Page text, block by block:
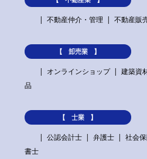
不動産仲介・管理
不動産販
【 卸売業 】
オンラインショップ
建築資
品
【 士業 】
公認会計士
弁護士 社会
書士